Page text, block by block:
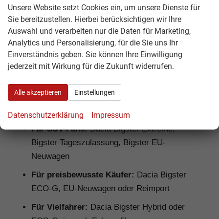
gutem Preis-Leistungs-Verhältnis suchen.
Hamburgcars prüft Ausstattung, Motorisierung,
Lieferzeit, Garantiebedingungen und
Fahrzeugdetails transparent vor dem Kauf.
Für Familien:Dacia Bigster Hybrid, Bigster
Für Pendler:Dacia Bigster TCe, Bigster
Hybrid, Bigster ECO-G
Für SUV-Fans:Dacia Bigster Extreme,
Bigster Tageszulassung, Bigster EU-
Neuwagen
Für preisbewusste Käufer: Dacia Bigster
ECO-G, EU-Neuwagen oder Reimport
Für Vielfahrer: Dacia Bigster Hybrid oder
Unsere Website setzt Cookies ein, um unsere Dienste für
Sie bereitzustellen. Hierbei berücksichtigen wir Ihre
Auswahl und verarbeiten nur die Daten für Marketing,
Analytics und Personalisierung, für die Sie uns Ihr
Einverständnis geben. Sie können Ihre Einwilligung
jederzeit mit Wirkung für die Zukunft widerrufen.
Alle akzeptieren Einstellungen
Datenschutzerklärung Impressum